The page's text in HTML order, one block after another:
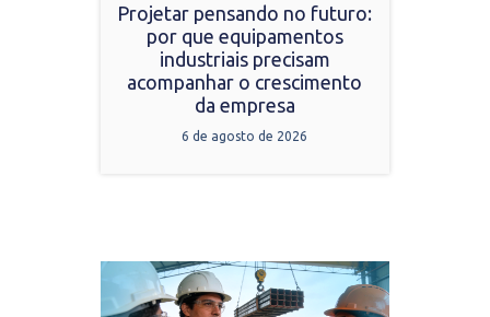
Projetar pensando no futuro:
por que equipamentos
industriais precisam
acompanhar o crescimento
da empresa
6 de agosto de 2026